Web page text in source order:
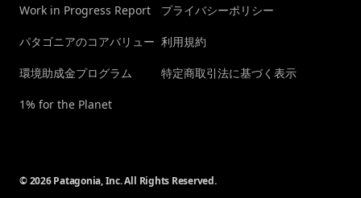
Work in Progress Report
パタゴニアのコアバリュー
環境助成金プログラム
1% for the Planet
プライバシーポリシー
利用規約
特定商取引法に基づく表示
© 2026 Patagonia, Inc. All Rights Reserved.